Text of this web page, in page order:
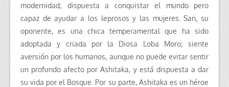
modernidad; dispuesta a conquistar el mundo pero
capaz de ayudar a los leprosos y las mujeres. San, su
oponente, es una chica temperamental que ha sido
adoptada y criada por la Diosa Loba Moro; siente
aversión por los humanos, aunque no puede evitar sentir
un profundo afecto por Ashitaka, y está dispuesta a dar
su vida por el Bosque. Por su parte, Ashitaka es un héroe